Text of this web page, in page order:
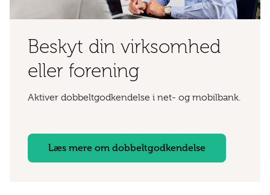
Beskyt din virksomhed
eller forening
Aktiver dobbeltgodkendelse i net- og mobilbank.
Læs mere om dobbeltgodkendelse